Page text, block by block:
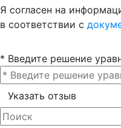
Я согласен на
в соответствии с
* Введите решение
Указать отзыв